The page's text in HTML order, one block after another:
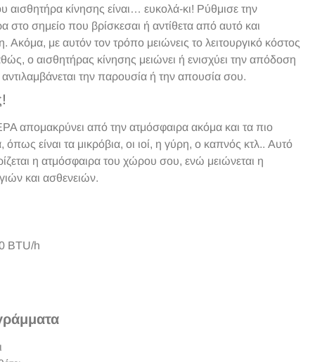
αισθητήρα κίνησης είναι… ευκολά-κι! Ρύθμισε την
στο σημείο που βρίσκεσαι ή αντίθετα από αυτό και
με αυτόν τον τρόπο μειώνεις το λειτουργικό κόστος
ο αισθητήρας κίνησης μειώνει ή ενισχύει την απόδοση
την παρουσία ή την απουσία σου.
απομακρύνει από την ατμόσφαιρα ακόμα και τα πιο
είναι τα μικρόβια, οι ιοί, η γύρη, ο καπνός κτλ.. Αυτό
η ατμόσφαιρα του χώρου σου, ενώ μειώνεται η
και ασθενειών.
BTU/h